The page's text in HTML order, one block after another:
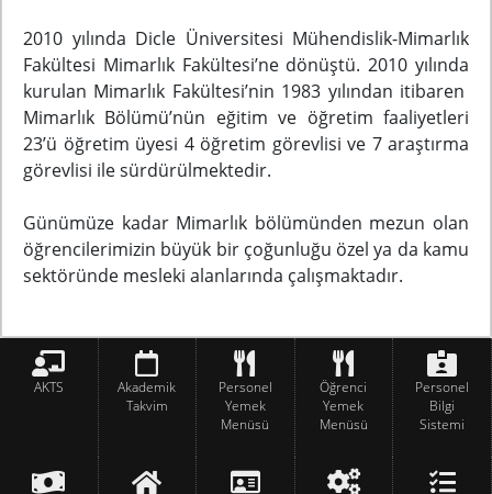
2010 yılında Dicle Üniversitesi Mühendislik-Mimarlık
Fakültesi Mimarlık Fakültesi’ne dönüştü. 2010 yılında
kurulan Mimarlık Fakültesi’nin 1983 yılından itibaren
Mimarlık Bölümü’nün eğitim ve öğretim faaliyetleri
23’ü öğretim üyesi 4 öğretim görevlisi ve 7 araştırma
görevlisi ile sürdürülmektedir.
Günümüze kadar Mimarlık bölümünden mezun olan
öğrencilerimizin büyük bir çoğunluğu özel ya da kamu
sektöründe mesleki alanlarında çalışmaktadır.
AKTS
Akademik
Takvim
Personel
Yemek
Menüsü
Öğrenci
Yemek
Menüsü
Personel
Bilgi
Sistemi